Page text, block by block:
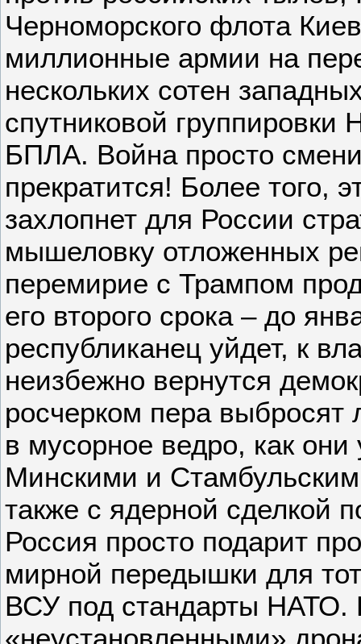
Черноморского флота
миллионные армии на
нескольких сотен
спутниковой группировки
БПЛА. Война просто
прекратится! Более того,
захлопнет для России
мышеловку отложенных
перемирие с Трампом
его второго срока – до
республиканец уйдет, к
неизбежно вернутся
росчерком пера выбросят
в мусорное ведро, как
Минскими и
также с ядерной сделкой
Россия просто подарит
мирной передышки для
ВСУ под стандарты НАТО.